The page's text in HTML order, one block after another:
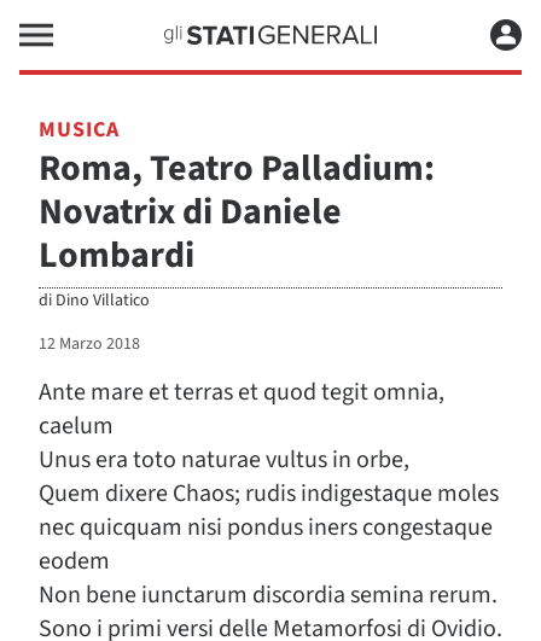
MUSICA
Roma, Teatro Palladium:
Novatrix di Daniele
Lombardi
di Dino Villatico
12 Marzo 2018
Ante mare et terras et quod tegit omnia,
caelum
Unus era toto naturae vultus in orbe,
Quem dixere Chaos; rudis indigestaque moles
nec quicquam nisi pondus iners congestaque
eodem
Non bene iunctarum discordia semina rerum.
Sono i primi versi delle Metamorfosi di Ovidio.